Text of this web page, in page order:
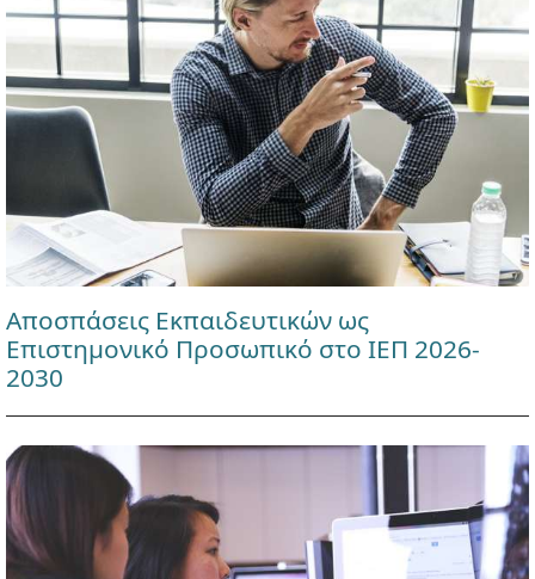
Αποσπάσεις Εκπαιδευτικών ως
Επιστημονικό Προσωπικό στο ΙΕΠ 2026-
2030